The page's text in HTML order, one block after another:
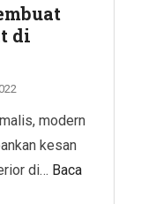
di
modern
kesan
di… Baca